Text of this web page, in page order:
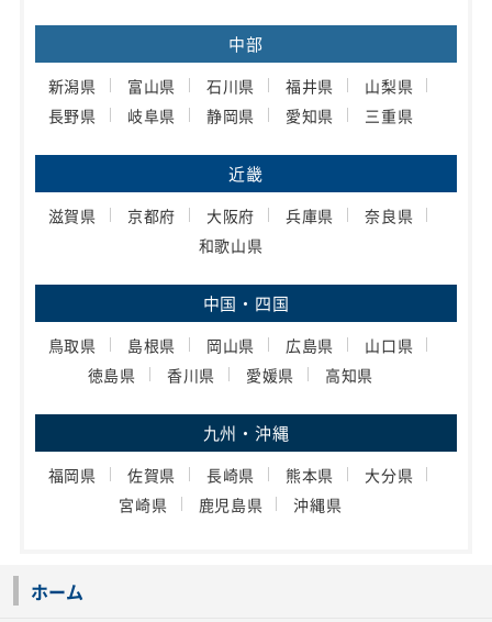
中部
新潟県 富山県 石川県 福井県
山梨県
長野県
岐阜県 静岡県 愛知県 三重県
近畿
滋賀県 京都府 大阪府 兵庫県
奈良県
和歌山県
中国・四国
鳥取県 島根県 岡山県 広島県
山口県
徳島県
香川県 愛媛県 高知県
九州・沖縄
福岡県 佐賀県 長崎県 熊本県
大分県
宮崎県
鹿児島県 沖縄県
ホーム